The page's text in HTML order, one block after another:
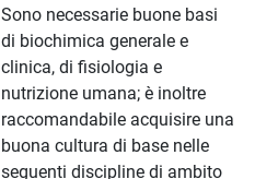
Sono necessarie buone basi
di biochimica generale e
clinica, di fisiologia e
nutrizione umana; è inoltre
raccomandabile acquisire una
buona cultura di base nelle
seguenti discipline di ambito